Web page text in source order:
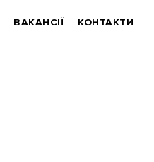
ВАКАНСІЇ КОНТАКТИ